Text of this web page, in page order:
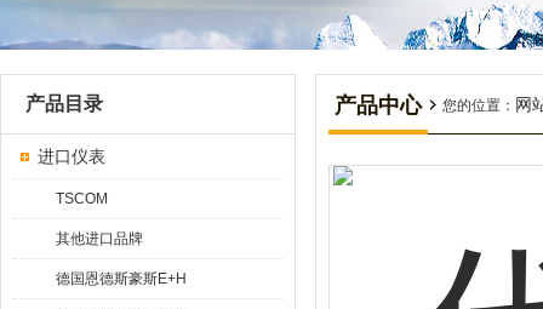
产品目录
进口仪表
TSCOM
其他进口品牌
德国恩德斯豪斯E+H
产品中心 您的位置： 网